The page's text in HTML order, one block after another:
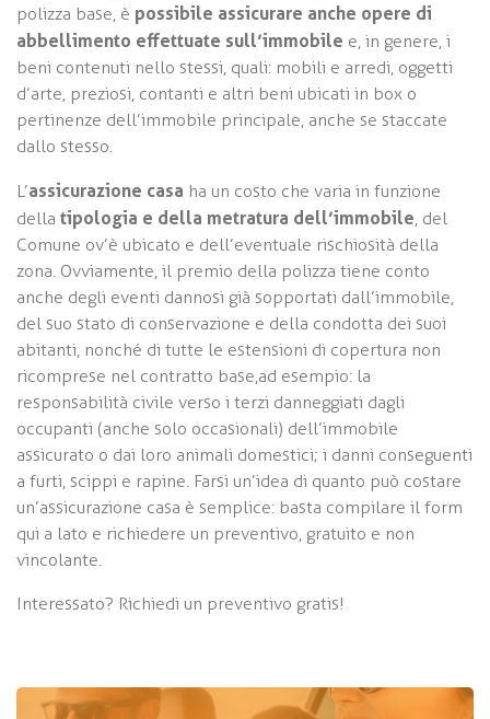
polizza base, è possibile assicurare anche opere di
abbellimento effettuate sull’immobile e, in genere, i
beni contenuti nello stessi, quali: mobili e arredi, oggetti
d’arte, preziosi, contanti e altri beni ubicati in box o
pertinenze dell’immobile principale, anche se staccate
dallo stesso.
L’assicurazione casa ha un costo che varia in funzione
della tipologia e della metratura dell’immobile, del
Comune ov’è ubicato e dell’eventuale rischiosità della
zona. Ovviamente, il premio della polizza tiene conto
anche degli eventi dannosi già sopportati dall’immobile,
del suo stato di conservazione e della condotta dei suoi
abitanti, nonché di tutte le estensioni di copertura non
ricomprese nel contratto base,ad esempio: la
responsabilità civile verso i terzi danneggiati dagli
occupanti (anche solo occasionali) dell’immobile
assicurato o dai loro animali domestici; i danni conseguenti
a furti, scippi e rapine. Farsi un’idea di quanto può costare
un’assicurazione casa è semplice: basta compilare il form
qui a lato e richiedere un preventivo, gratuito e non
vincolante.
Interessato? Richiedi un preventivo gratis!